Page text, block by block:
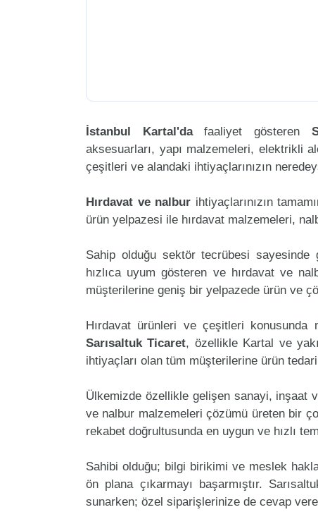
İstanbul Kartal'dafaaliyet gösteren
aksesuarları, yapı malzemeleri, elektrikli
çeşitleri ve alandaki ihtiyaçlarınızın
Hırdavat ve nalbur ihtiyaçlarınızın
ürün yelpazesi ile hırdavat malzemeleri,
Sahip olduğu sektör tecrübesi
hızlıca uyum gösteren ve hırdavat ve
müşterilerine geniş bir yelpazede ürün ve
Hırdavat ürünleri ve çeşitleri
Sarısaltuk Ticaret, özellikle Kartal ve
ihtiyaçları olan tüm müşterilerine ürün
Ülkemizde özellikle gelişen sanayi, inşaat
ve nalbur malzemeleri çözümü üreten bir
rekabet doğrultusunda en uygun ve hızlı
Sahibi olduğu; bilgi birikimi ve meslek
ön plana çıkarmayı başarmıştır.
sunarken; özel siparişlerinize de cevap